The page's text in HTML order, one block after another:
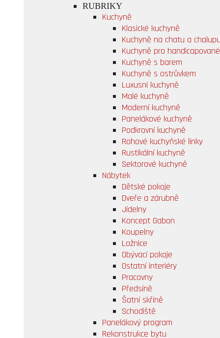
RUBRIKY
Kuchyně
Klasické kuchyně
Kuchyně na chatu a
Kuchyně pro handicapované
Kuchyně s barem
Kuchyně s ostrůvkem
Luxusní kuchyně
Malé kuchyně
Moderní kuchyně
Panelákové kuchyně
Podkrovní kuchyně
Rohové kuchyňské linky
Rustikální kuchyně
Sektorové kuchyně
Nábytek
Dětské pokoje
Dveře a zárubně
Jídelny
Koncept Gabon
Koupelny
Ložnice
Obývací pokoje
Ostatní interiéry
Pracovny
Předsíně
Šatní skříně
Schodiště
Panelákový program
Rekonstrukce bytu